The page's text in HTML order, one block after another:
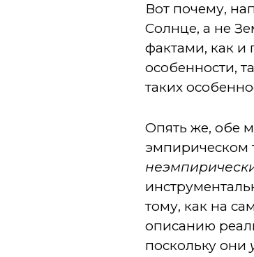
Вот почему,
Солнце, а не
фактами, как и
особенности,
таких
Опять же, обе
эмпирическом
тому, как на
описанию
поскольку они